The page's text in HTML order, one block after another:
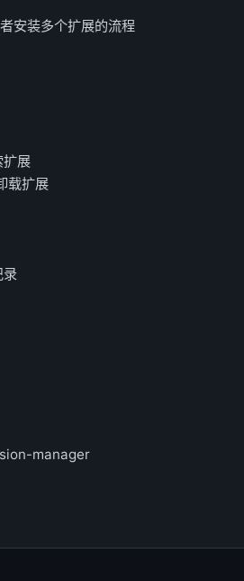
安装多个扩展的流程
扩展
载扩展
录
manager